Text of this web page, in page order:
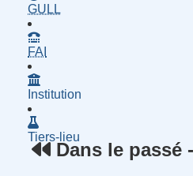
GULL
FAI
Institution
Tiers-lieu
Dans le passé